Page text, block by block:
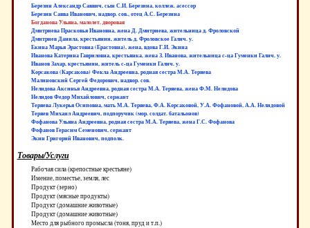
Березин Александр Саввич, сын С.И. Березина, коллеж. асессор
Березин Савва Иванович, надвор. сов., отец А.С. Березина
Богданова Ульяна, малолет. дворовая
Дмитриева Прасковья Ивановна, жена Д. Дмитриева, жительница д. Фроловской
Дмитриев Данила, крестьянин, житель д. Фроловское Галич. у.
Екина Марья Эрастовна (Ерастовна), жена, вдова Г.И. Экина
Иванова Катерина Гавриловна, крестьянка, жена З. Иванова, жительница с-ца Гуменки Галич. у.
Иванов Захар, крестьянин, житель с-ца Гуменки Галич. у.
Корсакова (Карсакова) Фекла Андреевна, родная сестра М.А. Теряева
Малиновский Сергей Федорович, надвор. сов.
Нелидова Аксинья Андреевна, родная сестра М.А. Теряева, жена Ф.М. Нелидова
Нелидов Федор Михайлович, сержант
Теряева Лукерья Осиповна, мать М.А. Теряева, Ф.А. Корсаковой, У.А. Фофановой, А.А. Нелидовой
Теряев Михаил Андреевич, подпоручик (мор. солдат. батальонов)
Фофанова Ульяна Андреевна, родная сестра М.А. Теряева, жена Г.С. Фофанова
Фофанов Герасим Семенович, сержант
Экин Григорий Иванович, подполк.
Товары/Услуги
Рабочая сила (крепостные крестьяне)
Имение, поместье, земля, лес
Продукт (зерно)
Продукт (мясные продукты)
Продукт (домашние животные)
Продукт (домашние животные)
Место для рыбного промысла (тоня, пруд и т.п.)